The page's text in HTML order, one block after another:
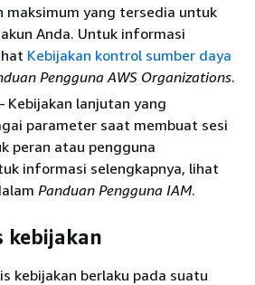
maksimum yang tersedia untuk
Anda. Untuk informasi
Kebijakan kontrol sumber daya
Pengguna AWS Organizations.
Kebijakan lanjutan yang
parameter saat membuat sesi
peran atau pengguna
informasi selengkapnya, lihat
Panduan Pengguna IAM.
kebijakan
kebijakan berlaku pada suatu